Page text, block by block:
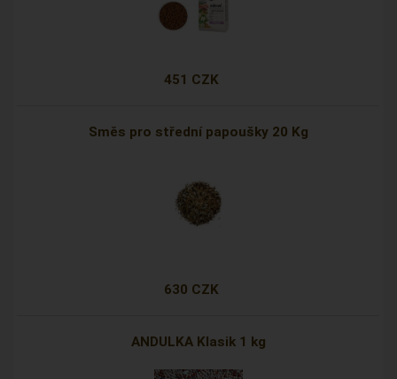
451 CZK
Směs pro střední papoušky 20 Kg
630 CZK
ANDULKA Klasik 1 kg